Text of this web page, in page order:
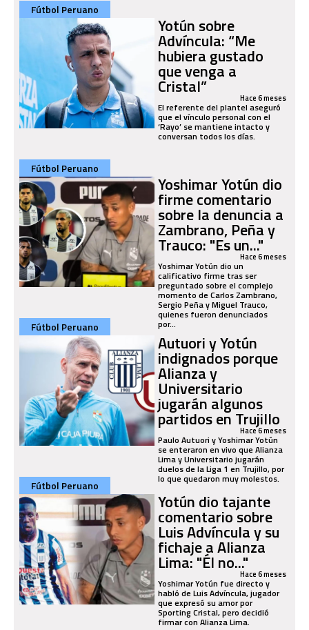
Fútbol Peruano
Yotún sobre
Advíncula: “Me
hubiera gustado
que venga a
Cristal” Hace 6 meses
El referente del plantel aseguró
que el vínculo personal con el
‘Rayo’ se mantiene intacto y
conversan todos los días.
Fútbol Peruano
Yoshimar Yotún dio
firme comentario
sobre la denuncia a
Zambrano, Peña y
Trauco: "Es un..."Hace 6 meses
Yoshimar Yotún dio un
calificativo firme tras ser
preguntado sobre el complejo
momento de Carlos Zambrano,
Sergio Peña y Miguel Trauco,
quienes fueron denunciados
por...
Fútbol Peruano
Autuori y Yotún
indignados porque
Alianza y
Universitario
jugarán algunos
partidos en Trujillo
Hace 6 meses
Paulo Autuori y Yoshimar Yotún
se enteraron en vivo que Alianza
Lima y Universitario jugarán
duelos de la Liga 1 en Trujillo, por
lo que quedaron muy molestos.
Fútbol Peruano
Yotún dio tajante
comentario sobre
Luis Advíncula y su
fichaje a Alianza
Lima: "Él no..."Hace 6 meses
Yoshimar Yotún fue directo y
habló de Luis Advíncula, jugador
que expresó su amor por
Sporting Cristal, pero decidió
firmar con Alianza Lima.